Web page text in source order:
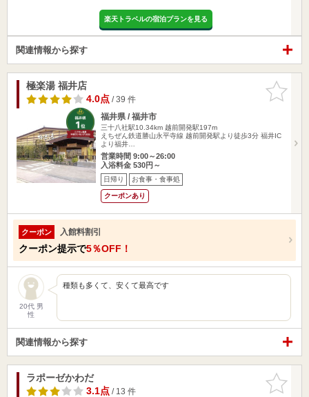
楽天トラベルの宿泊プランを見る
関連情報から探す
お気に入
りに追加
極楽湯 福井店
4.0点/ 39 件
福井県 / 福井市
三十八社駅10.34km 越前開発駅197m
えちぜん鉄道勝山永平寺線 越前開発駅より徒歩3分 福井IC
より福井…
営業時間 9:00～26:00
入浴料金 530円～
日帰り お食事・食事処
クーポンあり
クーポン 入館料割引
クーポン提示で5％OFF！
20代 男
性
種類も多くて、安くて最高です
関連情報から探す
お気に入
りに追加
ラポーゼかわだ
3.1点/ 13 件